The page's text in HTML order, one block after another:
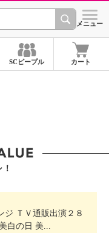
ショッ
メニュー
SCピープル カート
ジ ＴＶ通販出演２８
白の日 美...